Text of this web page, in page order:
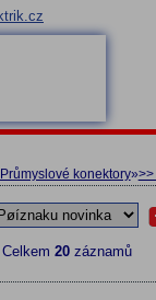
Průmyslové konektory»
20záznamů